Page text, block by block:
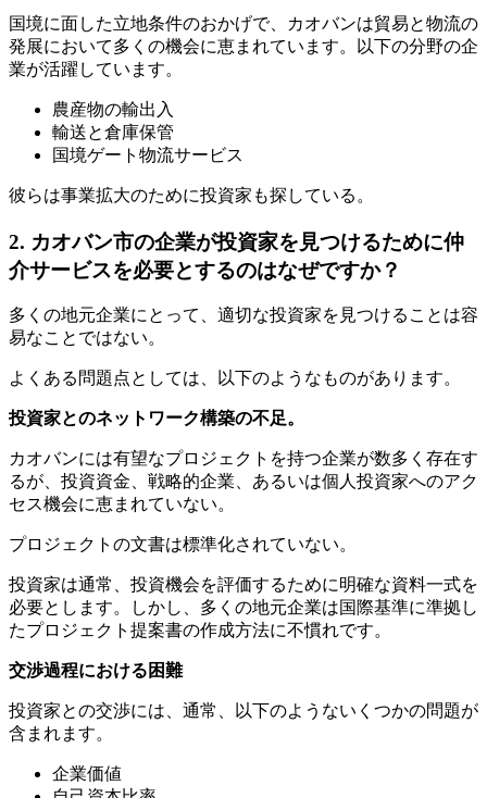
国境に面した立地条件のおかげで、カオバンは貿易と物流の
発展において多くの機会に恵まれています。以下の分野の企
業が活躍しています。
農産物の輸出入
輸送と倉庫保管
国境ゲート物流サービス
彼らは事業拡大のために投資家も探している。
2. カオバン市の企業が投資家を見つけるために仲
介サービスを必要とするのはなぜですか？
多くの地元企業にとって、適切な投資家を見つけることは容
易なことではない。
よくある問題点としては、以下のようなものがあります。
投資家とのネットワーク構築の不足。
カオバンには有望なプロジェクトを持つ企業が数多く存在す
るが、投資資金、戦略的企業、あるいは個人投資家へのアク
セス機会に恵まれていない。
プロジェクトの文書は標準化されていない。
投資家は通常、投資機会を評価するために明確な資料一式を
必要とします。しかし、多くの地元企業は国際基準に準拠し
たプロジェクト提案書の作成方法に不慣れです。
交渉過程における困難
投資家との交渉には、通常、以下のようないくつかの問題が
含まれます。
企業価値